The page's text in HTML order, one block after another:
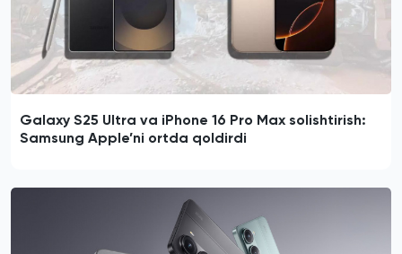
Galaxy S25 Ultra va iPhone 16 Pro Max solishtirish:
Samsung Apple’ni ortda qoldirdi